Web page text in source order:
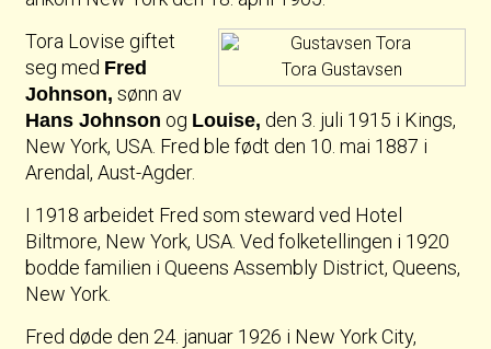
Tora Gustavsen
Tora Lovise giftet
seg med Fred
Johnson, sønn av
Hans Johnson og Louise, den 3. juli 1915 i Kings,
New York, USA. Fred ble født den 10. mai 1887 i
Arendal, Aust-Agder.
I 1918 arbeidet Fred som steward ved Hotel
Biltmore, New York, USA. Ved folketellingen i 1920
bodde familien i Queens Assembly District, Queens,
New York.
Fred døde den 24. januar 1926 i New York City,